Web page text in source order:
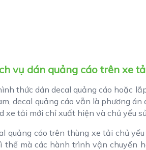
vụ dán quảng cáo trên xe
thức dán decal quảng cáo hoặc
decal quảng cáo vẫn là phương
xe tải mới chỉ xuất hiện và chủ yếu
quảng cáo trên thùng xe tải chủ
thế mà các hành trình vận chuyển